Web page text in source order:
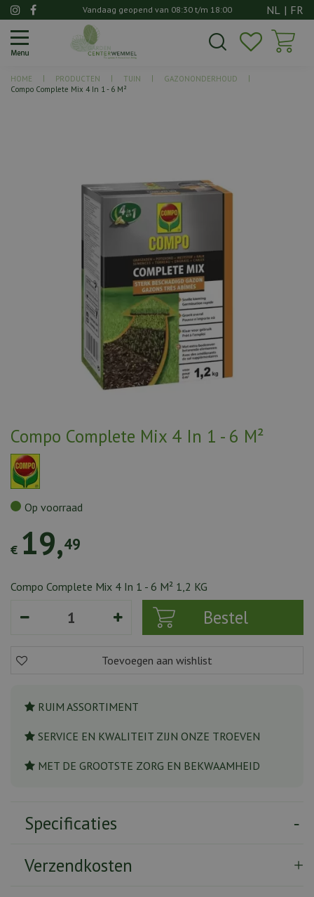
a
HOME PRODUCTEN TUIN
GAZONONDERHOUD
Compo Complete Mix 4 In 1 - 6 M²
Vandaag geopend van 08:30t/m 18:00 NL | FR
Compo Complete Mix 4 In 1 - 6 M²
€ 19,49
Op voorraad
Compo Complete Mix 4 In 1 - 6 M² 1,2 KG
RUIM ASSORTIMENT
SERVICE EN KWALITEIT ZIJN ONZE TROEVEN
MET DE GROOTSTE ZORG EN BEKWAAMHEID
Specificaties
Verzendkosten